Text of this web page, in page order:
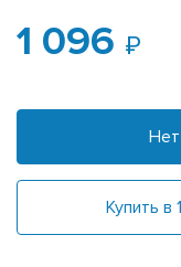
1 096
Нет
Купить в